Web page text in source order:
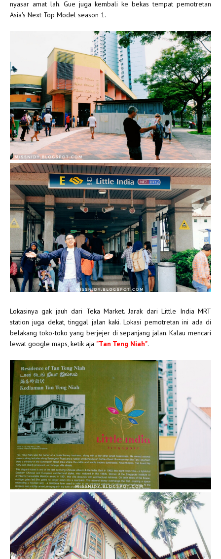
nyasar amat lah. Gue juga kembali ke bekas tempat pemotretan
Asia's Next Top Model season 1.
Lokasinya gak jauh dari Teka Market. Jarak dari Little India MRT
station juga dekat, tinggal jalan kaki. Lokasi pemotretan ini ada di
belakang toko-toko yang berjejer di sepanjang jalan. Kalau mencari
lewat google maps, ketik aja "Tan Teng Niah".